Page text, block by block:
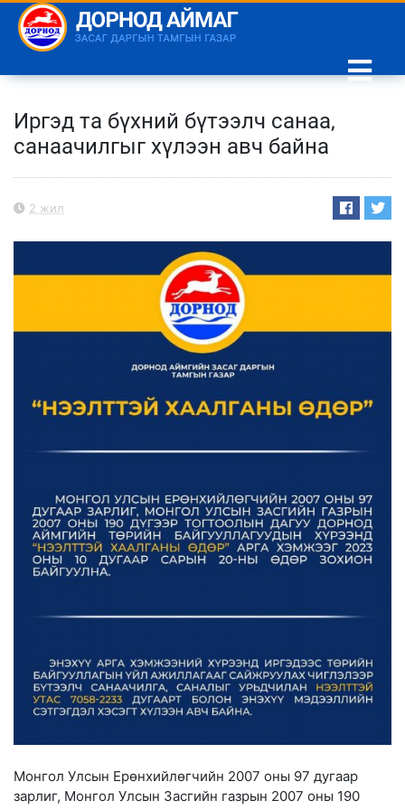
Иргэд та бүхний бүтээлч санаа,
санаачилгыг хүлээн авч байна
2 жил
Монгол Улсын Ерөнхийлөгчийн 2007 оны 97 дугаар
зарлиг, Монгол Улсын Засгийн газрын 2007 оны 190